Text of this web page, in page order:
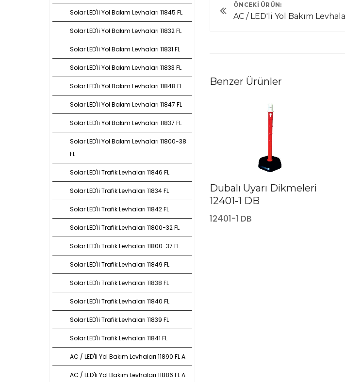
ÖNCEKI ÜRÜN:
Benzer Ürünler
Dubalı Uyarı Dikmeleri
12401-1 DB
12401-1 DB
Solar LED'li Yol Bakım Levhaları 11845 FL
Solar LED'li Yol Bakım Levhaları 11832 FL
Solar LED'li Yol Bakım Levhaları 11831 FL
Solar LED'li Yol Bakım Levhaları 11833 FL
Solar LED'li Yol Bakım Levhaları 11848 FL
Solar LED'li Yol Bakım Levhaları 11847 FL
Solar LED'li Yol Bakım Levhaları 11837 FL
Solar LED'li Yol Bakım Levhaları 11800-38
FL
Solar LED'li Trafik Levhaları 11846 FL
Solar LED'li Trafik Levhaları 11834 FL
Solar LED'li Trafik Levhaları 11842 FL
Solar LED'li Trafik Levhaları 11800-32 FL
Solar LED'li Trafik Levhaları 11800-37 FL
Solar LED'li Trafik Levhaları 11849 FL
Solar LED'li Trafik Levhaları 11838 FL
Solar LED'li Trafik Levhaları 11840 FL
Solar LED'li Trafik Levhaları 11839 FL
Solar LED'li Trafik Levhaları 11841 FL
AC / LED'li Yol Bakım Levhaları 11890 FL A
AC / LED'li Yol Bakım Levhaları 11886 FL A